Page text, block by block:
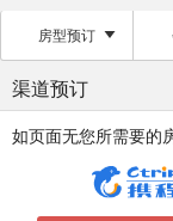
房型预订
渠道预订
如页面无您所需要的